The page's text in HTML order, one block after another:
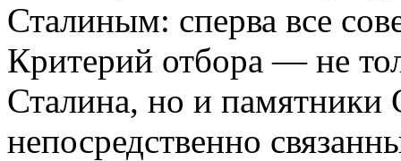
Сталиным: сперва все
Критерий отбора — не
Сталина, но и памятники
непосредственно